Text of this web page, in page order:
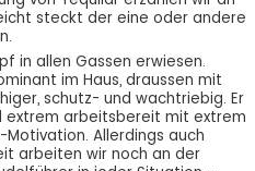
steckt der eine oder andere
in allen Gassen erwiesen.
im Haus, draussen mit
schutz- und wachtriebig. Er
extrem arbeitsbereit mit extrem
Allerdings auch
arbeiten wir noch an der